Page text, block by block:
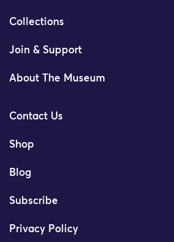
Collections
Join & Support
About The Museum
Contact Us
Shop
Blog
Subscribe
Privacy Policy